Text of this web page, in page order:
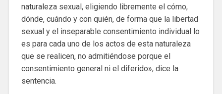
naturaleza sexual, eligiendo libremente el cómo,
dónde, cuándo y con quién, de forma que la libertad
sexual y el inseparable consentimiento individual lo
es para cada uno de los actos de esta naturaleza
que se realicen, no admitiéndose porque el
consentimiento general ni el diferido», dice la
sentencia.